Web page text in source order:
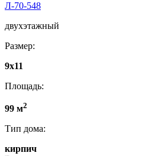
Л-70-548
двухэтажный
Размер:
9х11
Площадь:
99 м2
Тип дома:
кирпич